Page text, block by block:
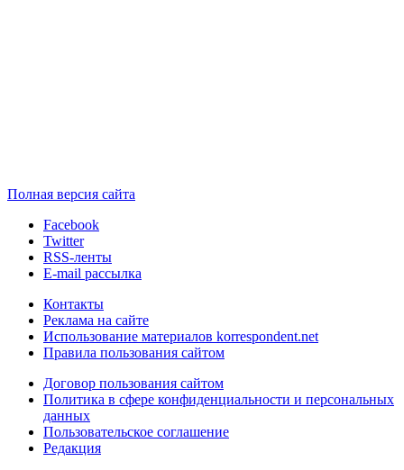
Полная версия сайта
Facebook
Twitter
RSS-ленты
E-mail рассылка
Контакты
Реклама на сайте
Использование материалов korrespondent.net
Правила пользования сайтом
Договор пользования сайтом
Политика в сфере конфиденциальности и персональных
данных
Пользовательское соглашение
Редакция